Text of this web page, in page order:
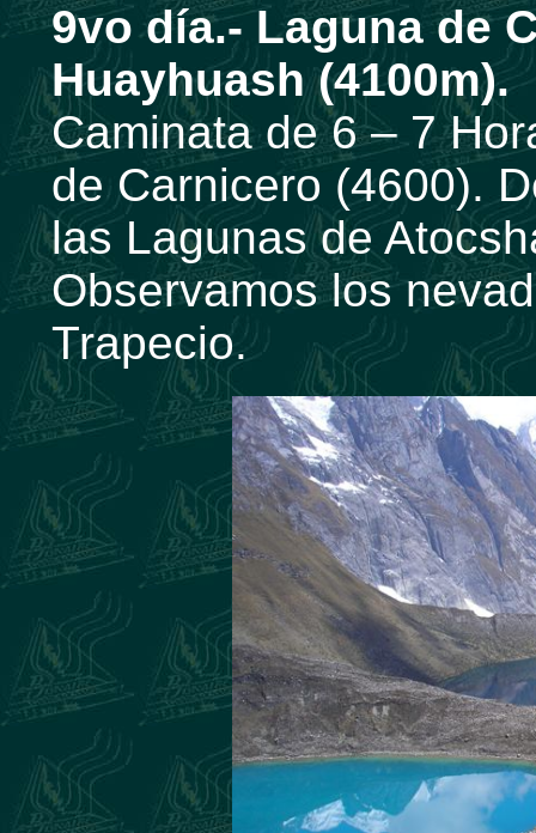
9vo día.- Laguna de
Huayhuash (4100m).
Caminata de 6 – 7
de Carnicero (4600).
las Lagunas de
Observamos los
Trapecio.